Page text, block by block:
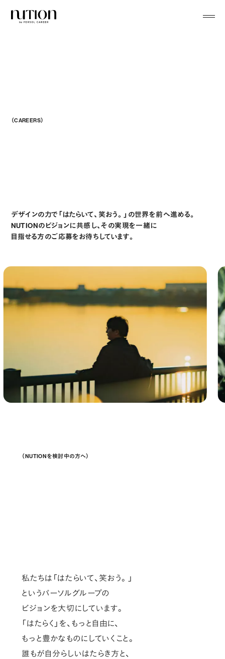
（CAREERS）
デザインの力で「はたらいて、笑おう。」の世界を前へ進める。
NUTIONのビジョンに共感し、その実現を一緒に
目指せる方のご応募をお待ちしています。
（NUTIONを検討中の方へ）
私たちは「はたらいて、笑おう。」
というパーソルグループの
ビジョンを大切にしています。
「はたらく」を、もっと自由に、
もっと豊かなものにしていくこと。
誰もが自分らしいはたらき方と、